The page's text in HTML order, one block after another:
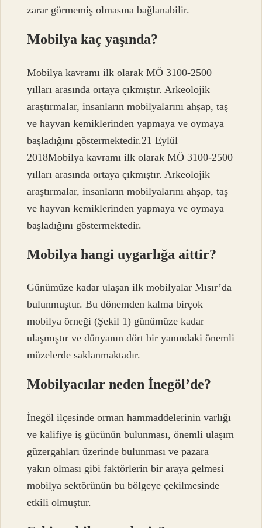
zarar görmemiş olmasına bağlanabilir.
Mobilya kaç yaşında?
Mobilya kavramı ilk olarak MÖ 3100-2500
yılları arasında ortaya çıkmıştır. Arkeolojik
araştırmalar, insanların mobilyalarını ahşap, taş
ve hayvan kemiklerinden yapmaya ve oymaya
başladığını göstermektedir.21 Eylül
2018Mobilya kavramı ilk olarak MÖ 3100-2500
yılları arasında ortaya çıkmıştır. Arkeolojik
araştırmalar, insanların mobilyalarını ahşap, taş
ve hayvan kemiklerinden yapmaya ve oymaya
başladığını göstermektedir.
Mobilya hangi uygarlığa aittir?
Günümüze kadar ulaşan ilk mobilyalar Mısır’da
bulunmuştur. Bu dönemden kalma birçok
mobilya örneği (Şekil 1) günümüze kadar
ulaşmıştır ve dünyanın dört bir yanındaki önemli
müzelerde saklanmaktadır.
Mobilyacılar neden İnegöl’de?
İnegöl ilçesinde orman hammaddelerinin varlığı
ve kalifiye iş gücünün bulunması, önemli ulaşım
güzergahları üzerinde bulunması ve pazara
yakın olması gibi faktörlerin bir araya gelmesi
mobilya sektörünün bu bölgeye çekilmesinde
etkili olmuştur.